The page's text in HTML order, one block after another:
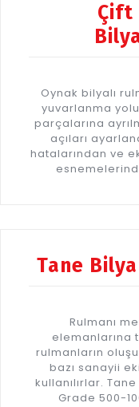
Çift
Oynak bilyalı
yuvarlanma
parçalarına
açıları
hatalarından ve
Tane
Rulmanı
elemanlarına
rulmanların
bazı sanayii
kullanılırlar.
Grade 500-